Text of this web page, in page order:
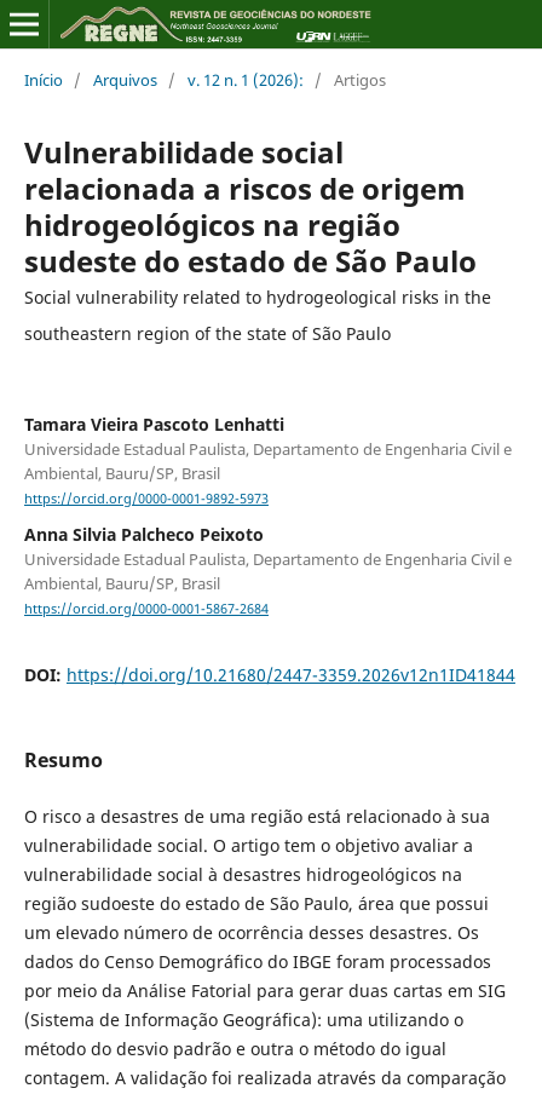
Início / Arquivos / v. 12 n. 1 (2026): / Artigos
Vulnerabilidade social
relacionada a riscos de origem
hidrogeológicos na região
sudeste do estado de São Paulo
Social vulnerability related to hydrogeological risks in the
southeastern region of the state of São Paulo
Tamara Vieira Pascoto Lenhatti
Universidade Estadual Paulista, Departamento de Engenharia Civil e
Ambiental, Bauru/SP, Brasil
https://orcid.org/0000-0001-9892-5973
Anna Silvia Palcheco Peixoto
Universidade Estadual Paulista, Departamento de Engenharia Civil e
Ambiental, Bauru/SP, Brasil
https://orcid.org/0000-0001-5867-2684
DOI: https://doi.org/10.21680/2447-3359.2026v12n1ID41844
Resumo
O risco a desastres de uma região está relacionado à sua
vulnerabilidade social. O artigo tem o objetivo avaliar a
vulnerabilidade social à desastres hidrogeológicos na
região sudoeste do estado de São Paulo, área que possui
um elevado número de ocorrência desses desastres. Os
dados do Censo Demográfico do IBGE foram processados
por meio da Análise Fatorial para gerar duas cartas em SIG
(Sistema de Informação Geográfica): uma utilizando o
método do desvio padrão e outra o método do igual
contagem. A validação foi realizada através da comparação